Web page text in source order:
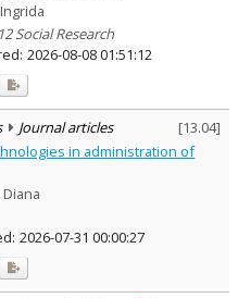
Social Research
2026-08-08 01:51:12
Journal articles [13.04]
in administration of
2026-07-31 00:00:27